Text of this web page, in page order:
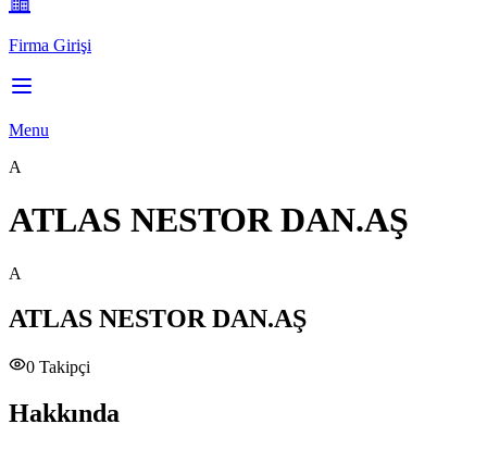
Firma Girişi
Menu
A
ATLAS NESTOR DAN.AŞ
A
ATLAS NESTOR DAN.AŞ
0 Takipçi
Hakkında